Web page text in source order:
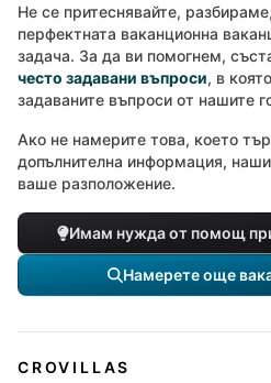
Не се притеснявайте,
перфектната ваканционна
задача. За да ви помогнем,
често задавани въпроси, в
задаваните въпроси от нашите
Ако не намерите това, което
допълнителна информация,
ваше разположение.
Имам нужда от помощ
Намерете още
CROVILLAS